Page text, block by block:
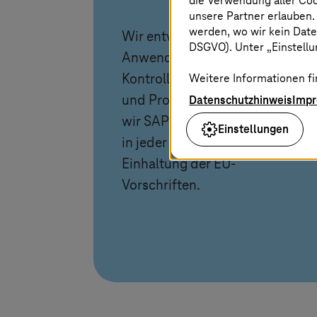
Wir entwickeln und betreiben
Anwendungen mit voller
Kontrolle über Daten, Zugriff
und Prozesse. So ermöglichen
wir SAP- und Non-SAP-Betrieb
in jeder Cloud unter
Einhaltung der EU-
Vorschriften.
unsere Partner
werden, wo wir kein
DSGVO). Unter
Weitere Informationen
Datenschutzhinweis
Einstellungen